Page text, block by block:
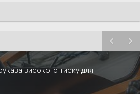
високого тиску для